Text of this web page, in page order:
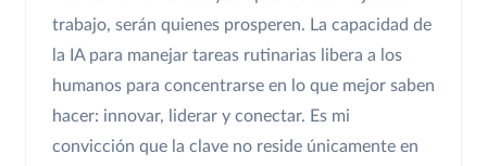
trabajo, serán quienes prosperen. La capacidad de
la IA para manejar tareas rutinarias libera a los
humanos para concentrarse en lo que mejor saben
hacer: innovar, liderar y conectar. Es mi
convicción que la clave no reside únicamente en